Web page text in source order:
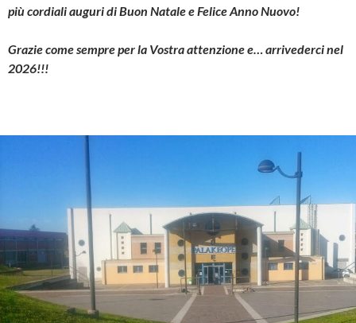
più cordiali auguri di Buon Natale e Felice Anno Nuovo!
Grazie come sempre per la Vostra attenzione e… arrivederci nel
2026!!!